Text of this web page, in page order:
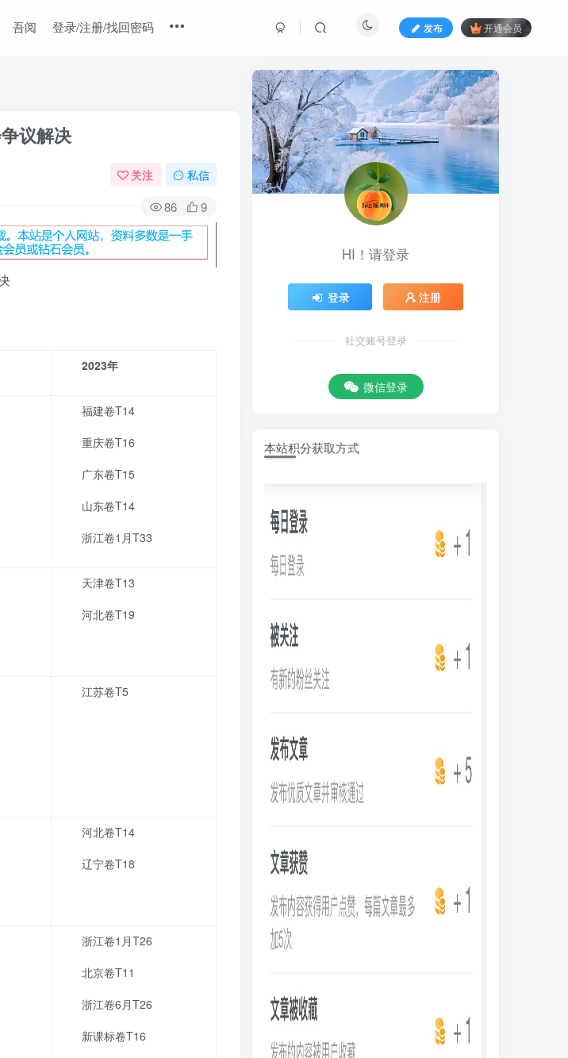
吾阅 登录/注册/找回密码 发布 开通会员
议解决
关注 私信
86 9
2023年
福建卷T14
重庆卷T16
广东卷T15
山东卷T14
浙江卷1月T33
天津卷T13
河北卷T19
江苏卷T5
河北卷T14
辽宁卷T18
浙江卷1月T26
北京卷T11
浙江卷6月T26
新课标卷T16
HI！请登录
登录 注册
社交账号登录
微信登录
本站积分获取方式